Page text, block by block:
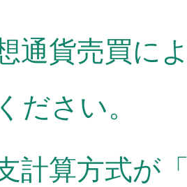
通貨売買に
ださい。
計算方式が